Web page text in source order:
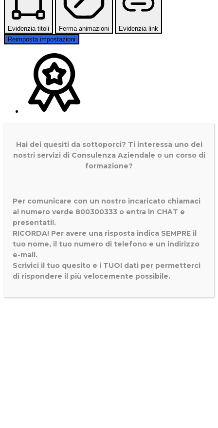
Evidenzia titoli Ferma animazioni
Evidenzia link
Reimposta impostazioni
Hai dei quesiti da sottoporci? Ti interessa uno dei
nostri servizi di Consulenza Aziendale o un corso di
formazione?
Per comunicare con un nostro incaricato chiamaci
al numero verde 800300333 o entra in CHAT e
presentati!.
RICORDA! Per avere una risposta indica SEMPRE il
tuo nome, il tuo numero di telefono e un indirizzo
e-mail.
Scrivici il tuo quesito e i TUOI dati per permetterci
di rispondere il più velocemente possibile.